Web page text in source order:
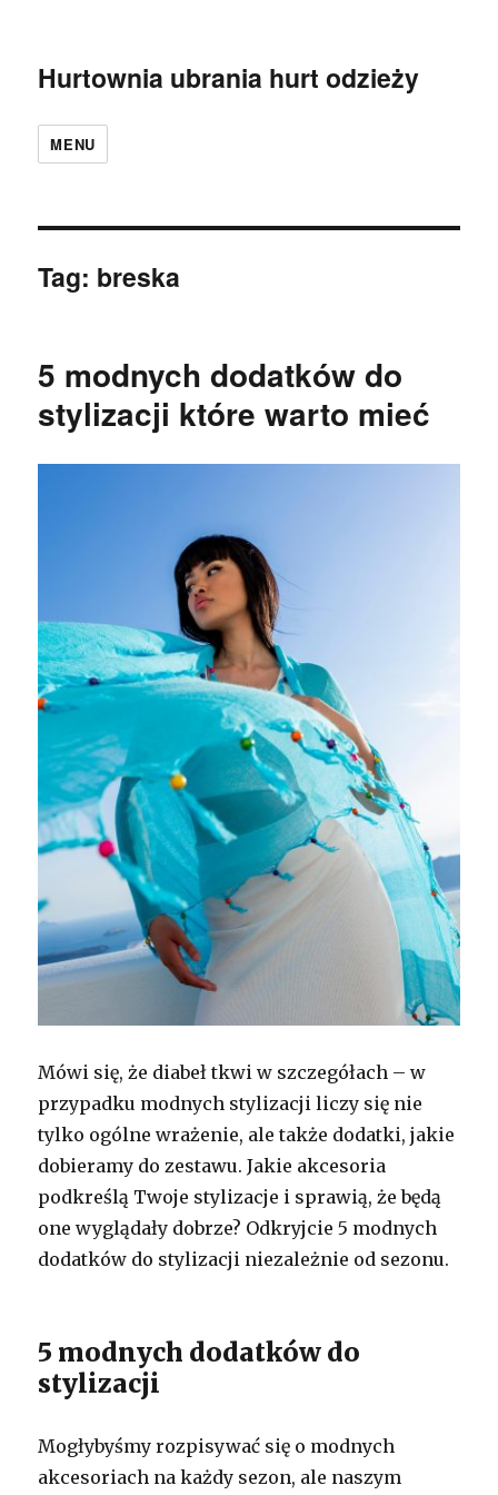
Hurtownia ubrania hurt odzieży
MENU
Tag: breska
5 modnych dodatków do
stylizacji które warto mieć
Mówi się, że diabeł tkwi w szczegółach – w
przypadku modnych stylizacji liczy się nie
tylko ogólne wrażenie, ale także dodatki, jakie
dobieramy do zestawu. Jakie akcesoria
podkreślą Twoje stylizacje i sprawią, że będą
one wyglądały dobrze? Odkryjcie 5 modnych
dodatków do stylizacji niezależnie od sezonu.
5 modnych dodatków do
stylizacji
Mogłybyśmy rozpisywać się o modnych
akcesoriach na każdy sezon, ale naszym